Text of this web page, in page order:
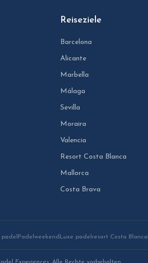
Reiseziele
Barcelona
Alicante
Marbella
Málaga
Sevilla
Moraira
Valencia
Resort Costa Blanca
Mallorca
Costa Brava
Padelweekend Luxe padelresort Costa Blanca